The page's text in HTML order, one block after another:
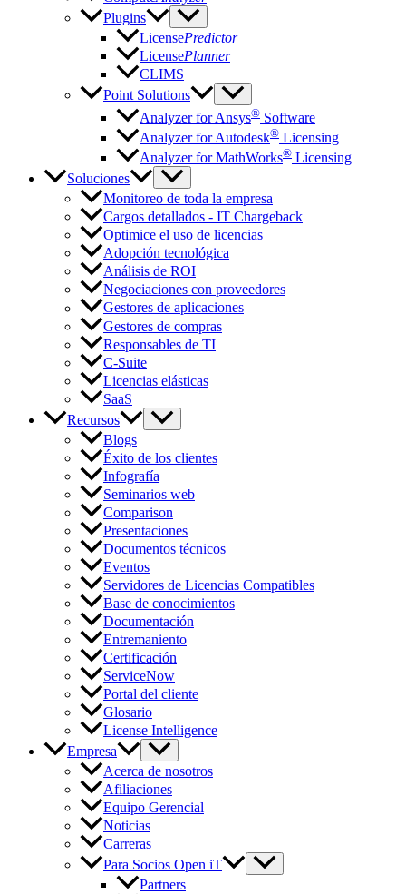
Plugins
LicensePredictor
LicensePlanner
CLIMS
Point Solutions
Analyzer for Ansys® Software
Analyzer for Autodesk® Licensing
Analyzer for MathWorks® Licensing
Soluciones
Monitoreo de toda la empresa
Cargos detallados - IT Chargeback
Optimice el uso de licencias
Adopción tecnológica
Análisis de ROI
Negociaciones con proveedores
Gestores de aplicaciones
Gestores de compras
Responsables de TI
C-Suite
Licencias elásticas
SaaS
Recursos
Blogs
Éxito de los clientes
Infografía
Seminarios web
Comparison
Presentaciones
Documentos técnicos
Eventos
Servidores de Licencias Compatibles
Base de conocimientos
Documentación
Entremaniento
Certificación
ServiceNow
Portal del cliente
Glosario
License Intelligence
Empresa
Acerca de nosotros
Afiliaciones
Equipo Gerencial
Noticias
Carreras
Para Socios Open iT
Partners